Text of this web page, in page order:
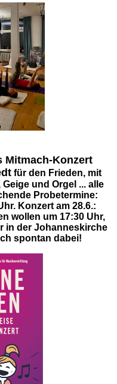
Mitmach-Konzert
für den Frieden, mit
und Orgel ... alle
Probetermine:
Konzert am 28.6.:
wollen um 17:30 Uhr,
in der Johanneskirche
spontan dabei!